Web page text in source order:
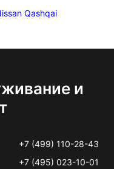
Qashqai
и
+7 (499) 110-28-43
+7 (495) 023-10-01